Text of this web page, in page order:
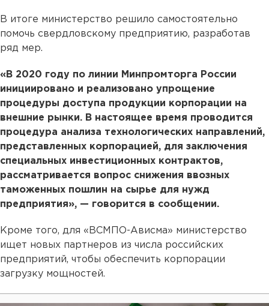
В итоге министерство решило самостоятельно
помочь свердловскому предприятию, разработав
ряд мер.
«В 2020 году по линии Минпромторга России
инициировано и реализовано упрощение
процедуры доступа продукции корпорации на
внешние рынки. В настоящее время проводится
процедура анализа технологических направлений,
представленных корпорацией, для заключения
специальных инвестиционных контрактов,
рассматривается вопрос снижения ввозных
таможенных пошлин на сырье для нужд
предприятия», — говорится в сообщении.
Кроме того, для «ВСМПО-Ависма» министерство
ищет новых партнеров из числа российских
предприятий, чтобы обеспечить корпорации
загрузку мощностей.